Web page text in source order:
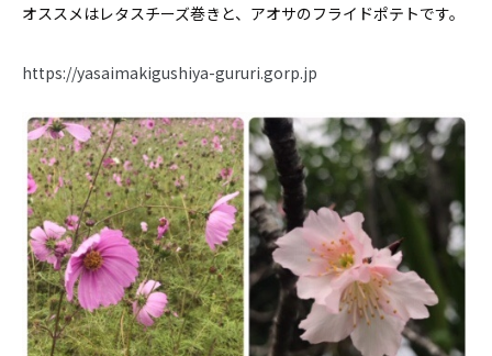
オススメはレタスチーズ巻きと、アオサのフライドポテトです。
https://yasaimakigushiya-gururi.gorp.jp